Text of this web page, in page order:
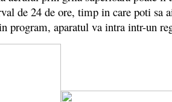
de 24 de ore, timp in care poti sa
program, aparatul va intra intr-un